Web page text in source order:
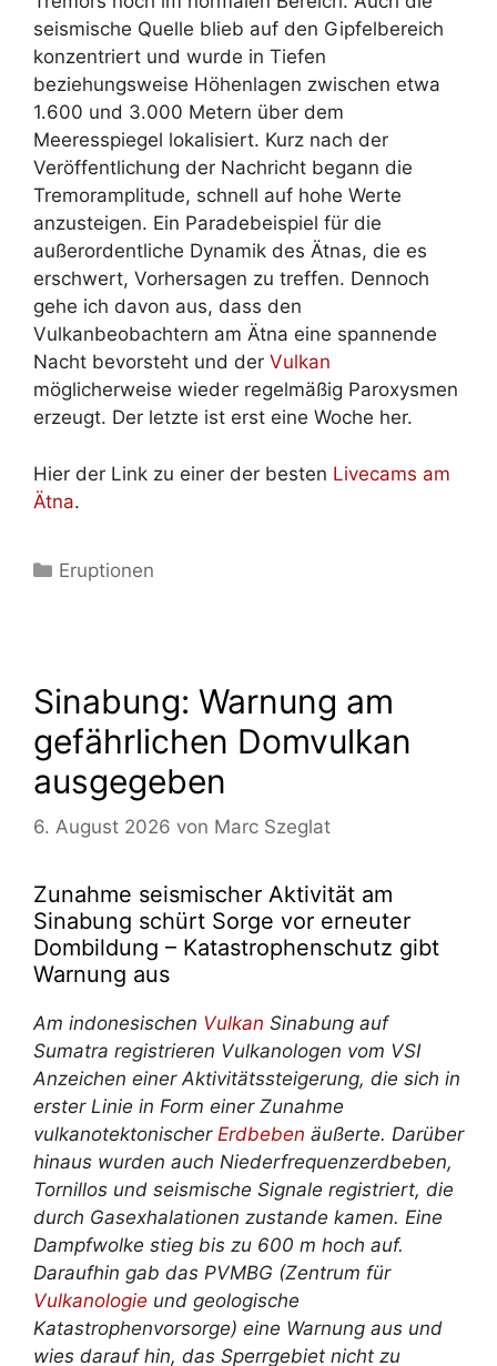
seismische Quelle blieb auf den Gipfelbereich
konzentriert und wurde in Tiefen
beziehungsweise Höhenlagen zwischen etwa
1.600 und 3.000 Metern über dem
Meeresspiegel lokalisiert. Kurz nach der
Veröffentlichung der Nachricht begann die
Tremoramplitude, schnell auf hohe Werte
anzusteigen. Ein Paradebeispiel für die
außerordentliche Dynamik des Ätnas, die es
erschwert, Vorhersagen zu treffen. Dennoch
gehe ich davon aus, dass den
Vulkanbeobachtern am Ätna eine spannende
Nacht bevorsteht und der Vulkan
möglicherweise wieder regelmäßig Paroxysmen
erzeugt. Der letzte ist erst eine Woche her.
Hier der Link zu einer der besten Livecams am
Ätna.
Kategorien
Eruptionen
Sinabung: Warnung am
gefährlichen Domvulkan
ausgegeben
6. August 2026 von Marc Szeglat
Zunahme seismischer Aktivität am
Sinabung schürt Sorge vor erneuter
Dombildung – Katastrophenschutz gibt
Warnung aus
Am indonesischen Vulkan Sinabung auf
Sumatra registrieren Vulkanologen vom VSI
Anzeichen einer Aktivitätssteigerung, die sich in
erster Linie in Form einer Zunahme
vulkanotektonischer Erdbeben äußerte. Darüber
hinaus wurden auch Niederfrequenzerdbeben,
Tornillos und seismische Signale registriert, die
durch Gasexhalationen zustande kamen. Eine
Dampfwolke stieg bis zu 600 m hoch auf.
Daraufhin gab das PVMBG (Zentrum für
Vulkanologie und geologische
Katastrophenvorsorge) eine Warnung aus und
wies darauf hin, das Sperrgebiet nicht zu